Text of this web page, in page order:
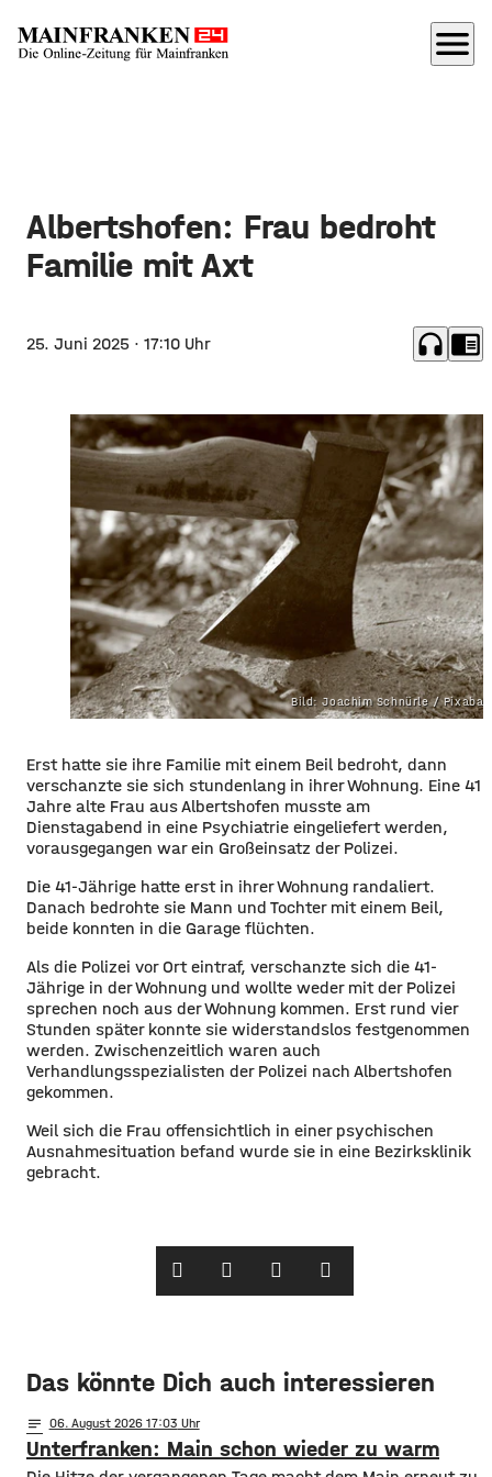
menu
Albertshofen: Frau bedroht
Familie mit Axt
25. Juni 2025 · 17:10 Uhr headphones chrome_reader_mode
Bild: Joachim Schnürle /
Erst hatte sie ihre Familie mit einem Beil bedroht, dann
verschanzte sie sich stundenlang in ihrer Wohnung. Eine 41
Jahre alte Frau aus Albertshofen musste am
Dienstagabend in eine Psychiatrie eingeliefert werden,
vorausgegangen war ein Großeinsatz der Polizei.
Die 41-Jährige hatte erst in ihrer Wohnung randaliert.
Danach bedrohte sie Mann und Tochter mit einem Beil,
beide konnten in die Garage flüchten.
Als die Polizei vor Ort eintraf, verschanzte sich die 41-
Jährige in der Wohnung und wollte weder mit der Polizei
sprechen noch aus der Wohnung kommen. Erst rund vier
Stunden später konnte sie widerstandslos festgenommen
werden. Zwischenzeitlich waren auch
Verhandlungsspezialisten der Polizei nach Albertshofen
gekommen.
Weil sich die Frau offensichtlich in einer psychischen
Ausnahmesituation befand wurde sie in eine Bezirksklinik
gebracht.
Das könnte Dich auch interessieren
notes 06. August 2026 17:03
Unterfranken: Main schon wieder zu warm